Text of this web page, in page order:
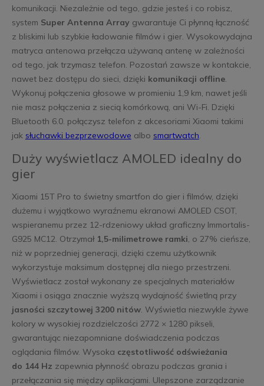
komunikacji. Niezależnie od tego, gdzie jesteś i co robisz,
system Super Antenna Arraygwarantuje Ci płynną łączność
z bliskimi lub szybkie ładowanie filmów i gier. Wysokowydajna
matryca antenowa przełącza używaną antenę w zależności
od tego, jak trzymasz telefon. Pozostań zawsze w kontakcie,
nawet bez dostępu do sieci, dzięki komunikacji offline.
Wykonuj połączenia głosowe w promieniu 1,9 km, nawet jeśli
nie masz połączenia z siecią komórkową, ani Wi-Fi. Dzięki
Bluetooth 6.0. połączysz telefon z akcesoriami Xiaomi takimi
jak słuchawki bezprzewodowe albo smartwatch.
Duży wyświetlacz AMOLED idealny do
gier
Xiaomi 15T Pro to świetny smartfon do gier i filmów, dzięki
dużemu i wyjątkowo wyraźnemu ekranowi AMOLED CSOT,
wspieranemu przez 12-rdzeniowy układ graficzny Immortalis-
G925 MC12. Otrzymał 1,5-milimetrowe ramki, o 27% cieńsze,
niż w poprzedniej generacji, dzięki czemu użytkownik
wykorzystuje maksimum dostępnej dla niego przestrzeni.
Wyświetlacz został wykonany ze specjalnych materiałów
Xiaomi i osiąga znacznie wyższą wydajność świetlną przy
jasności szczytowej 3200 nitów. Wyświetla niezwykle żywe
kolory w wysokiej rozdzielczości 2772 × 1280 pikseli,
gwarantując niezapomniane doświadczenia podczas
oglądania filmów. Wysoka częstotliwość odświeżania
do 144 Hz zapewnia płynność obrazu podczas grania i
przełączania się między aplikacjami. Ulepszone zarządzanie